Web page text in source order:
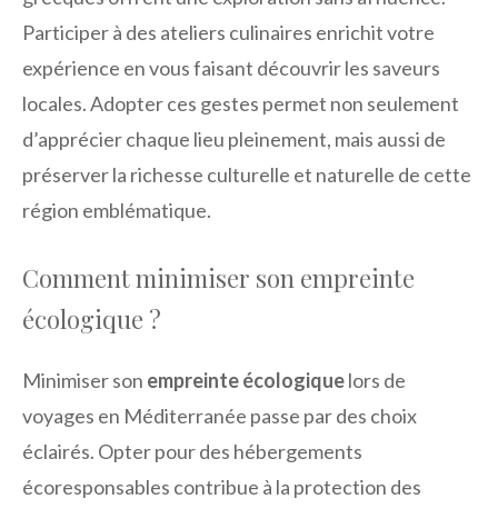
Participer à des ateliers culinaires enrichit votre
expérience en vous faisant découvrir les saveurs
locales. Adopter ces gestes permet non seulement
d’apprécier chaque lieu pleinement, mais aussi de
préserver la richesse culturelle et naturelle de cette
région emblématique.
Comment minimiser son empreinte
écologique ?
Minimiser son empreinte écologiquelors de
voyages en Méditerranée passe par des choix
éclairés. Opter pour des hébergements
écoresponsables contribue à la protection des